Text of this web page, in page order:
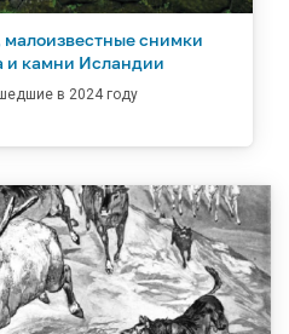
малоизвестные снимки
и камни Исландии
в 2024 году